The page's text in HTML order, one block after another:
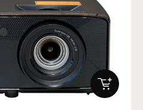
IN DEN